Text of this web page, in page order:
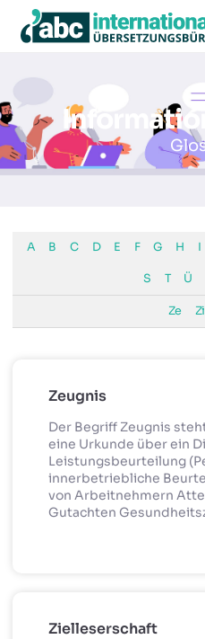
+49 30 501 590 85
A B C D E F G H I
S T Ü
Ze Zi
Zeugnis
Der Begriff Zeugnis
eine Urkunde über ein
Leistungsbeurteilung
innerbetriebliche
von Arbeitnehmern
Gutachten
Zielleserschaft